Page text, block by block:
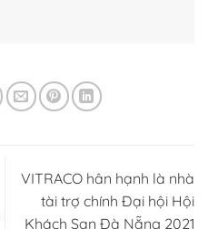
VITRACO hân hạnh là nhà
tài trợ chính Đại hội Hội
Khách Sạn Đà Nẵng 2021